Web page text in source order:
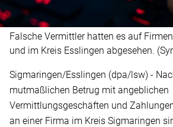
Falsche Vermittler hatten es auf
und im Kreis Esslingen abgesehen.
Sigmaringen/Esslingen (dpa/lsw) -
mutmaßlichen Betrug mit angeblichen
Vermittlungsgeschäften und
an einer Firma im Kreis Sigmaringen